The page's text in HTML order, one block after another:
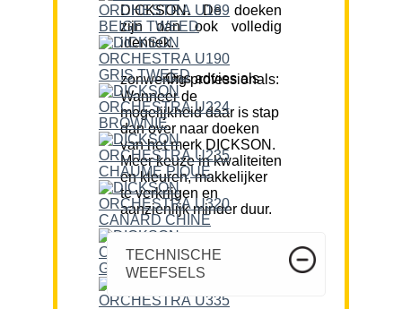
DICKSON. De doeken
zijn dan ook volledig
identiek.
Ons advies als zonwering professionals:
Wanneer de
mogelijkheid daar is stap
dan over naar doeken
van het merk DICKSON.
Meer keuze in kwaliteiten
en kleuren, makkelijker
te verkrijgen en
aanzienlijk minder duur.
TECHNISCHE
WEEFSELS